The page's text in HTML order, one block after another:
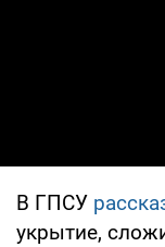
В ГПСУ
укрытие,